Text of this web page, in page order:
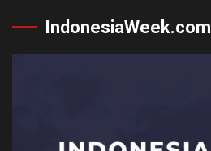
IndonesiaWeek.com